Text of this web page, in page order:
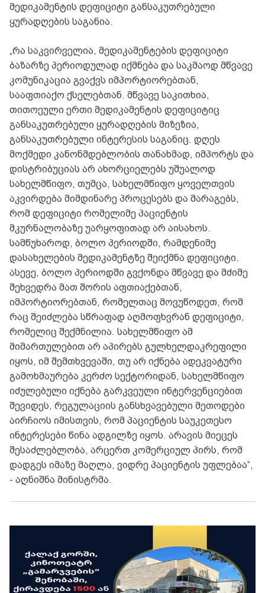
მედიკამენტის დეფიციტი განსაკუთრებული
ყურადღების საგანია.
„რა საკვირველია, მედიკამენტების დეფიციტი
ბაზარზე პერიოდულად იქმნება და საკმაოდ მწვავე
კომუნიკაცია გვაქვს იმპორტიორებთან,
სააფთიაქო ქსელებთან. მწვავე საკითხია,
თითოეული ერთი მედიკამენტის დეფიციტიც
განსაკუთრებული ყურადღების მიზეზია,
განსაკუთრებული ინტერესის საგანიც. დღეს
მოქმედი კანონმდებლობის თანახმად, იმპორტს და
დისტრიბუციას არ ახორციელებს უშუალოდ
სახელმწიფო, თუმცა, სახელმწიფო ყოველთვის
აკვირდება მიმდინარე პროცესებს და მარაგებს,
რომ დეფიციტი რომელიმე პაციენტის
მკურნალობაზე უარყოფითად არ აისახოს.
სამწუხაროდ, ბოლო პერიოდში, რამდენიმე
დასახელების მედიკამენტზე შეიქმნა დეფიციტი.
ასევე, ბოლო პერიოდში გვქონდა მწვავე და მძიმე
შეხვედრა მათ შორის აფთიაქებთან,
იმპორტიორებთან, რომელთაც მოვუწოდეთ, რომ
რაც შეიძლება სწრაფად აღმოფხვრან დეფიციტი,
რომელიც შექმნილია. სახელმწიფო ამ
მიმართულებით არ აპირებს გულხელდაკრეფილი
იყოს, იმ შემთხვევაში, თუ არ იქნება ადეკვატური
გამოხმაურება კერძო სექტორიდან, სახელმწიფო
იძულებული იქნება გარკვეული ინტერვენციებით
შევიდეს, რეგულაციის განსხვავებული მეთოდები
აირჩიოს იმისთვის, რომ პაციენტის საუკეთესო
ინტერესები წინა ადგილზე იყოს. არავის მიეცეს
შესაძლებლობა, არცერთ კომერციულ პირს, რომ
დადგეს იმაზე მაღლა, ვიდრე პაციენტის უფლებაა“,
- აღნიშნა მინისტრმა.